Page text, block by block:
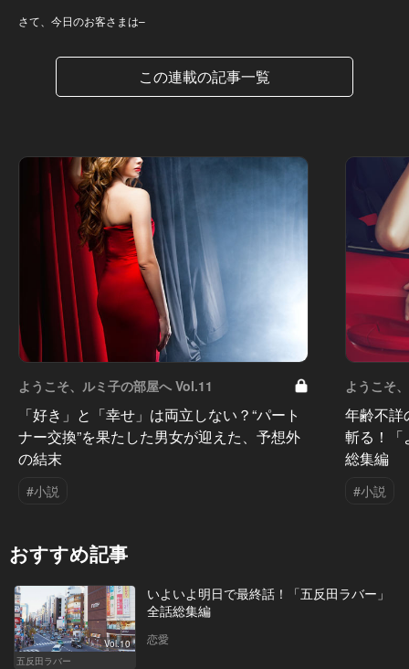
さて、今日のお客さまは–
この連載の記事一覧
ようこそ、ルミ子の部屋へ Vol.11
「好き」と「幸せ」は両立しない？“パート
ナー交換”を果たした男女が迎えた、予想外
の結末
#小説
ようこそ
年齢不詳
斬る！「
総集編
#小説
おすすめ記事
Vol.10
五反田ラバー
いよいよ明日で最終話！「五反田ラバー」
全話総集編
恋愛